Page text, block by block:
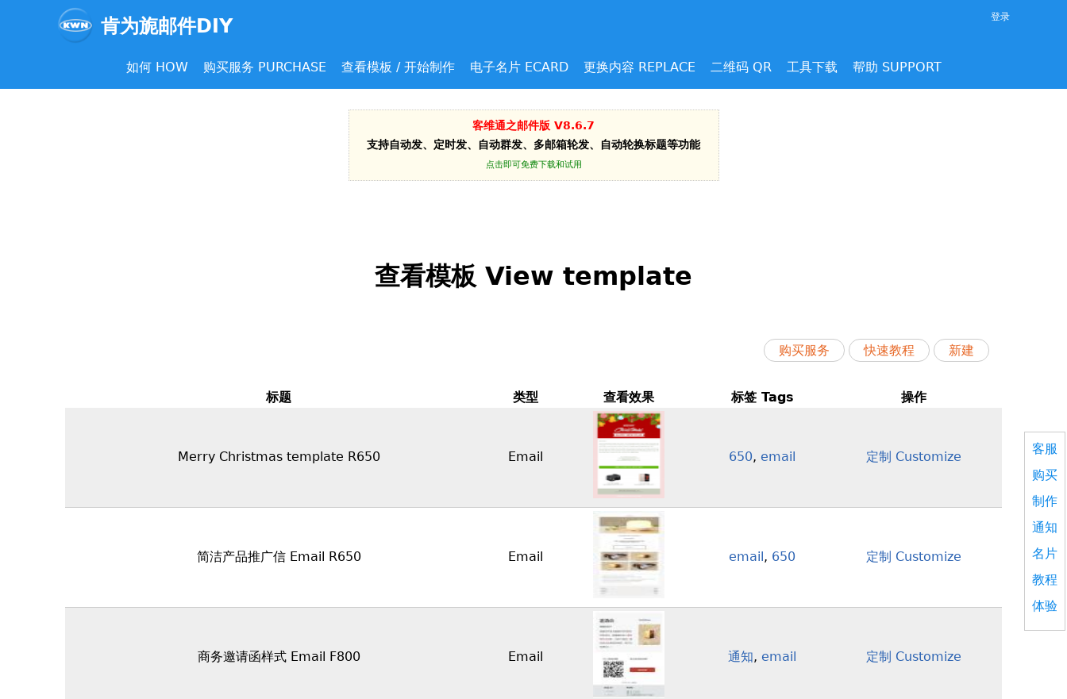
肯为旎邮件DIY 登录
主
如何 HOW 购买服务 PURCHASE 查看模板 / 开始制作 电子名片 ECARD 更换内容 REPLACE 二维码 QR 工具下载 帮助 SUPPORT
客维通之邮件版 V8.6.7
支持自动发、定时发、自动群发、多邮箱轮发、自动轮换标题等功能
点击即可免费下载和试用
查看模板 View template
客服
购买
制作
通知
名片
教程
体验
购买服务 快速教程 新建
标题 类型 查看效果 标签 Tags 操作
Merry Christmas template R650 Email 650, email 定制 Customize
简洁产品推广信 Email R650 Email email, 650 定制 Customize
商务邀请函样式 Email F800 Email 通知, email 定制 Customize